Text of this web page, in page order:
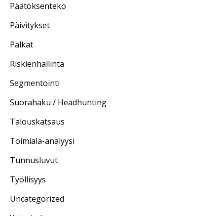
Päätöksenteko
Päivitykset
Palkat
Riskienhallinta
Segmentointi
Suorahaku / Headhunting
Talouskatsaus
Toimiala-analyysi
Tunnusluvut
Työllisyys
Uncategorized